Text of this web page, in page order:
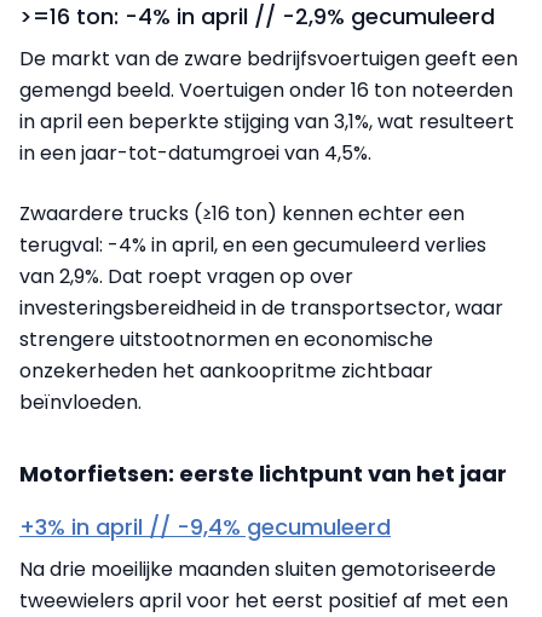
>=16 ton: -4% in april // -2,9% gecumuleerd
De markt van de zware bedrijfsvoertuigen geeft een
gemengd beeld. Voertuigen onder 16 ton noteerden
in april een beperkte stijging van 3,1%, wat resulteert
in een jaar-tot-datumgroei van 4,5%.
Zwaardere trucks (≥16 ton) kennen echter een
terugval: -4% in april, en een gecumuleerd verlies
van 2,9%. Dat roept vragen op over
investeringsbereidheid in de transportsector, waar
strengere uitstootnormen en economische
onzekerheden het aankoopritme zichtbaar
beïnvloeden.
Motorfietsen: eerste lichtpunt van het jaar
+3% in april // -9,4% gecumuleerd
Na drie moeilijke maanden sluiten gemotoriseerde
tweewielers april voor het eerst positief af met een